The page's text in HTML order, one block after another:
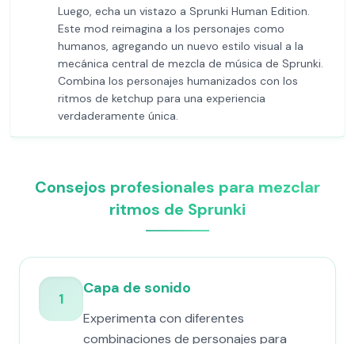
Luego, echa un vistazo a Sprunki Human Edition.
Este mod reimagina a los personajes como
humanos, agregando un nuevo estilo visual a la
mecánica central de mezcla de música de Sprunki.
Combina los personajes humanizados con los
ritmos de ketchup para una experiencia
verdaderamente única.
Consejos profesionales para mezclar
ritmos de Sprunki
1
Capa de sonido
Experimenta con diferentes
combinaciones de personajes para